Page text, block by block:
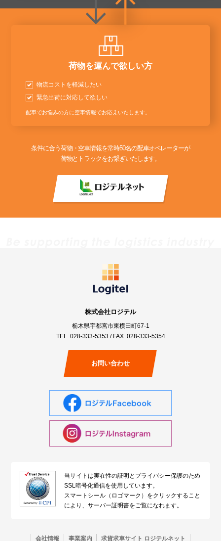
荷物を運んで欲しい方
物流コストを軽減したい
緊急出荷に対応して欲しい
配車でお悩みの方に空車情報でお応えいたします。
条件に合う荷物・空車情報を常時50名の配車オペレーターが
荷物とトラックをお繋ぎいたします。
株式会社ロジテル
栃木県宇都宮市東横田町67-1
TEL. 028-333-5353 / FAX. 028-333-5354
お問い合わせ
当サイトは実在性の証明とプライバシー保護のため
SSL暗号化通信を使用しています。
スマートシール（ロゴマーク）をクリックすること
により、サーバー証明書をご覧になれます。
会社情報 事業案内 求貨求車サイト ロジテルネット